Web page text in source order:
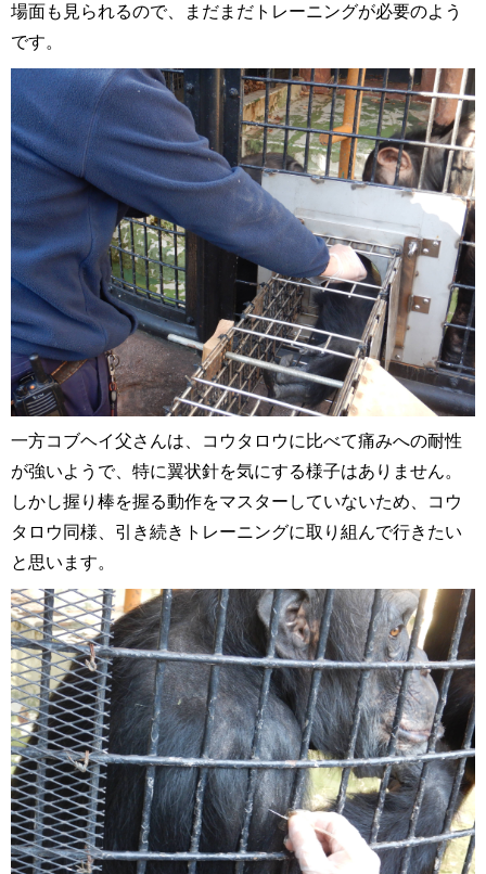
場面も見られるので、まだまだトレーニングが必要のよう
です。
一方コブヘイ父さんは、コウタロウに比べて痛みへの耐性
が強いようで、特に翼状針を気にする様子はありません。
しかし握り棒を握る動作をマスターしていないため、コウ
タロウ同様、引き続きトレーニングに取り組んで行きたい
と思います。